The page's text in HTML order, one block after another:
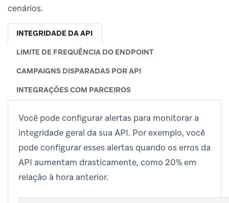
cenários.
INTEGRIDADE DA API
LIMITE DE FREQUÊNCIA DO ENDPOINT
CAMPAIGNS DISPARADAS POR API
INTEGRAÇÕES COM PARCEIROS
Você pode configurar alertas para monitorar a
integridade geral da sua API. Por exemplo, você
pode configurar esses alertas quando os erros da
API aumentam drasticamente, como 20% em
relação à hora anterior.